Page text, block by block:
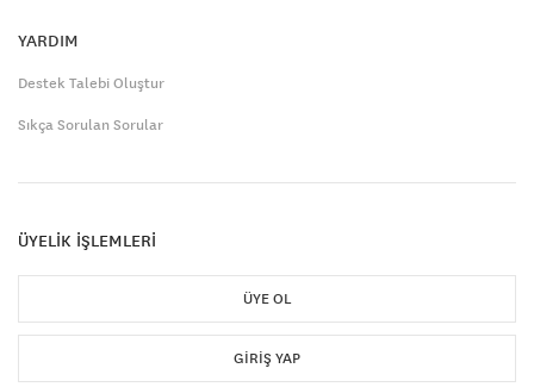
YARDIM
Destek Talebi Oluştur
Sıkça Sorulan Sorular
ÜYELİK İŞLEMLERİ
ÜYE OL
GIRIŞ YAP